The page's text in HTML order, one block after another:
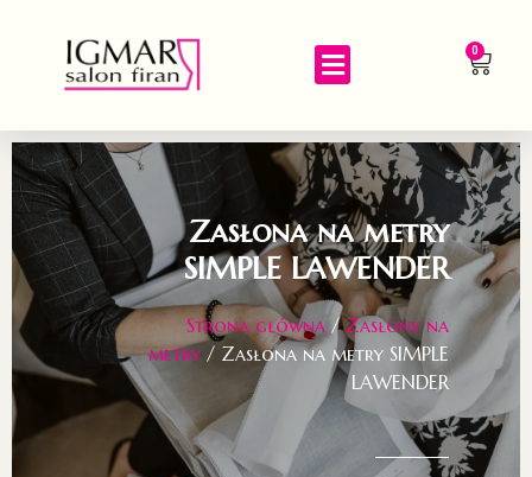
0
Zasłona na metry
SIMPLE LAWENDER
Strona główna /Zasłony na
metry / Zasłona na metry SIMPLE
LAWENDER